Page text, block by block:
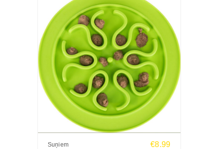
Suņiem €8.99